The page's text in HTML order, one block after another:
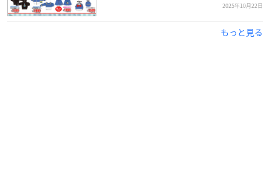
2025年10月22日
もっと見る